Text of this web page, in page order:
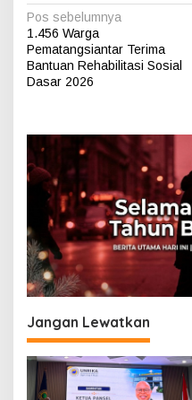
N
a
v
i
a
s
p
o
s
Pos sebelumnya
1.456 Warga
Pematangsiantar Terima
Bantuan Rehabilitasi Sosial
Dasar 2026
Jangan Lewatkan